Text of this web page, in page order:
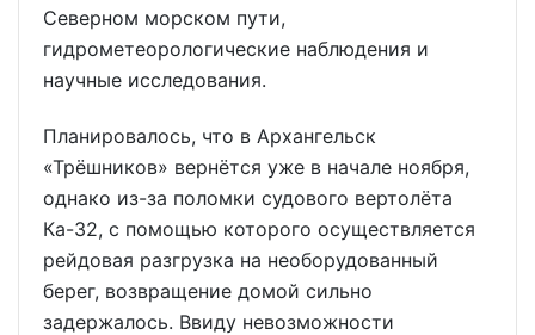
Северном морском пути,
гидрометеорологические наблюдения и
научные исследования.
Планировалось, что в Архангельск
«Трёшников» вернётся уже в начале ноября,
однако из-за поломки судового вертолёта
Ка-32, с помощью которого осуществляется
рейдовая разгрузка на необорудованный
берег, возвращение домой сильно
задержалось. Ввиду невозможности